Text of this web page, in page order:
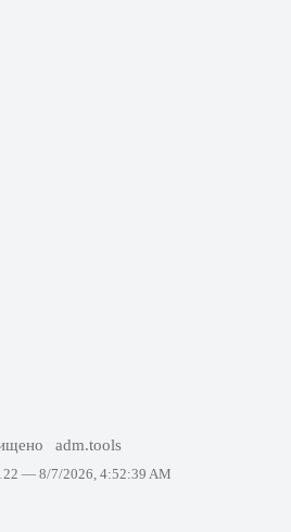
adm.tools
— 8/7/2026, 4:52:39 AM